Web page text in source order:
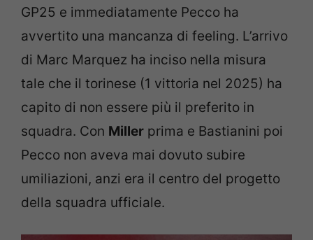
GP25 e immediatamente Pecco ha
avvertito una mancanza di feeling. L’arrivo
di Marc Marquez ha inciso nella misura
tale che il torinese (1 vittoria nel 2025) ha
capito di non essere più il preferito in
squadra. Con Miller prima e Bastianini poi
Pecco non aveva mai dovuto subire
umiliazioni, anzi era il centro del progetto
della squadra ufficiale.